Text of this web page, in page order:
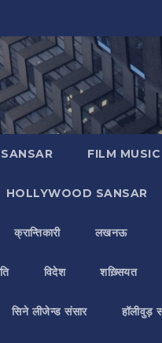
FILM
HOLLYWOOD SANSAR
क्रान्तिकारी लखनऊ
विदेश शख़्सियत
सिने लीजेन्ड संसार हॉलीवुड़